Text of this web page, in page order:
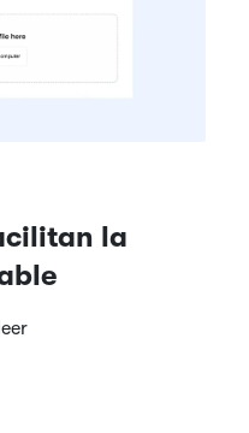
la